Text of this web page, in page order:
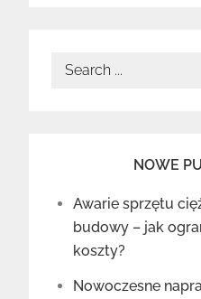
Search
NOWE
Awarie sprzętu
budowy – jak
koszty?
Nowoczesne